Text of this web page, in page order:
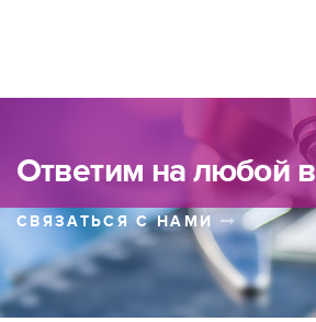
Ответим на любой
СВЯЗАТЬСЯ С НАМИ